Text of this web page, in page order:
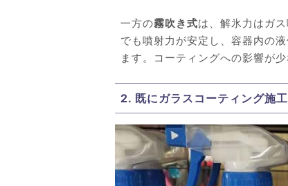
一方の霧吹き式は、解氷力はガ
でも噴射力が安定し、容器内の
ます。コーティングへの影響が
2. 既にガラスコーティング施